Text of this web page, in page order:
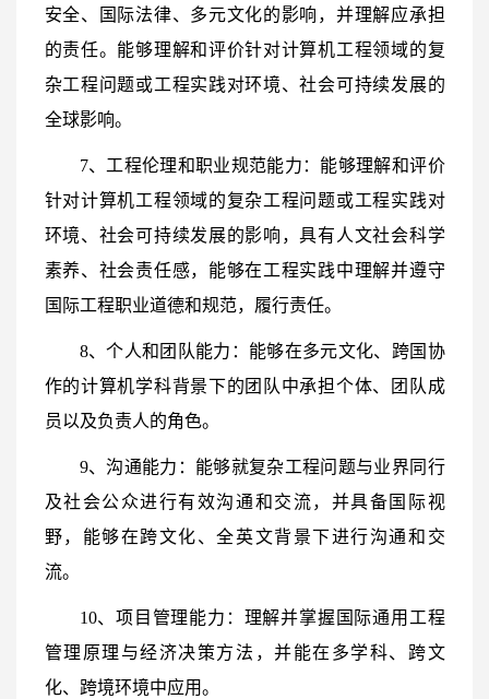
安全、国际法律、多元文化的影响，并理解应承担
的责任。能够理解和评价针对计算机工程领域的复
杂工程问题或工程实践对环境、社会可持续发展的
全球影响。
7、工程伦理和职业规范能力：能够理解和评价
针对计算机工程领域的复杂工程问题或工程实践对
环境、社会可持续发展的影响，具有人文社会科学
素养、社会责任感，能够在工程实践中理解并遵守
国际工程职业道德和规范，履行责任。
8、个人和团队能力：能够在多元文化、跨国协
作的计算机学科背景下的团队中承担个体、团队成
员以及负责人的角色。
9、沟通能力：能够就复杂工程问题与业界同行
及社会公众进行有效沟通和交流，并具备国际视
野，能够在跨文化、全英文背景下进行沟通和交
流。
10、项目管理能力：理解并掌握国际通用工程
管理原理与经济决策方法，并能在多学科、跨文
化、跨境环境中应用。